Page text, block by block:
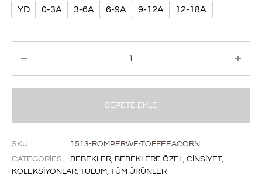
YD 0-3A 3-6A 6-9A 9-12A 12-18A
SEPETE EKLE
SKU
1513-ROMPERWF-TOFFEEACORN
CATEGORIES
BEBEKLER, BEBEKLERE ÖZEL, CINSIYET,
KOLEKSIYONLAR, TULUM, TÜM ÜRÜNLER